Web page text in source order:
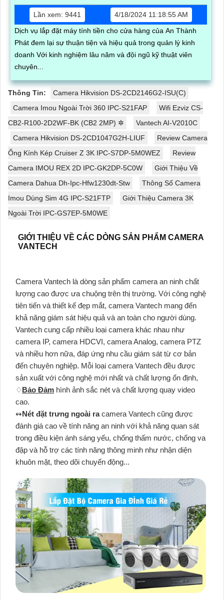
Lần xem: 9441
4/18/2024 11:18:55 AM
Dịch vụ lắp đặt máy tính tiền cho cửa hàng của An Thành
Phát đem lại sự thuận tiện và hiệu quả trong quản lý kinh
doanh Với kinh nghiệm lâu năm và đội ngũ kỹ thuật viên
chuyên...
Thông Tin:
Camera Hikvision DS-2CD2146G2-ISU(C)
Camera Imou Ngoài Trời 360 IPC-S21FAP
Wifi Ezviz CS-
CB2-R100-2D2WF-BK (CB2 2MP) ✲
Vantech AI-V2010C
Camera Hikvision DS-2CD1047G2H-LIUF
Review Camera
Ống Kính Kép Cruiser Z 3K IPC-S7DP-5M0WEZ
Review
Camera IMOU REX 2D IPC-GK2DP-5C0W
Giới Thiệu Về
Camera Dahua Dh-Ipc-Hfw1230dt-Stw
Thông Số Camera
Imou Dùng Sim 4G IPC-S21FTP
Giới Thiệu Camera 3K
Ngoài Trời IPC-GS7EP-5M0WE
GIỚI THIỆU VỀ CÁC DÒNG SẢN PHẨM CAMERA
VANTECH
Camera Vantech là dòng sản phẩm camera an ninh chất
lượng cao được ưa chuộng trên thị trường. Với công nghệ
tiên tiến và thiết kế đẹp mắt, camera Vantech mang đến
khả năng giám sát hiệu quả và an toàn cho người dùng.
Vantech cung cấp nhiều loại camera khác nhau như
camera IP, camera HDCVI, camera Analog, camera PTZ
và nhiều hơn nữa, đáp ứng nhu cầu giám sát từ cơ bản
đến chuyên nghiệp. Mỗi loại camera Vantech đều được
sản xuất với công nghệ mới nhất và chất lượng ổn định,
♢Bảo Đảm hình ảnh sắc nét và chất lượng quay video
cao.
↭Nét đặt trưng ngoài racamera Vantech cũng được
đánh giá cao về tính năng an ninh với khả năng quan sát
trong điều kiện ánh sáng yếu, chống thấm nước, chống va
đập và hỗ trợ các tính năng thông minh như nhận diện
khuôn mặt, theo dõi chuyển động...